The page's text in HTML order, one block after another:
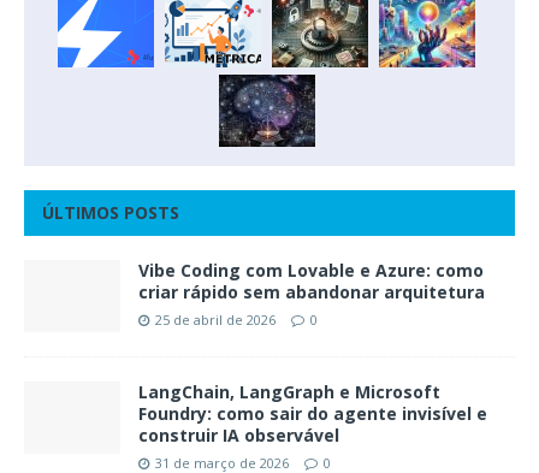
ÚLTIMOS POSTS
Vibe Coding com Lovable e Azure: como
criar rápido sem abandonar arquitetura
25 de abril de 2026 0
LangChain, LangGraph e Microsoft
Foundry: como sair do agente invisível e
construir IA observável
31 de março de 2026 0